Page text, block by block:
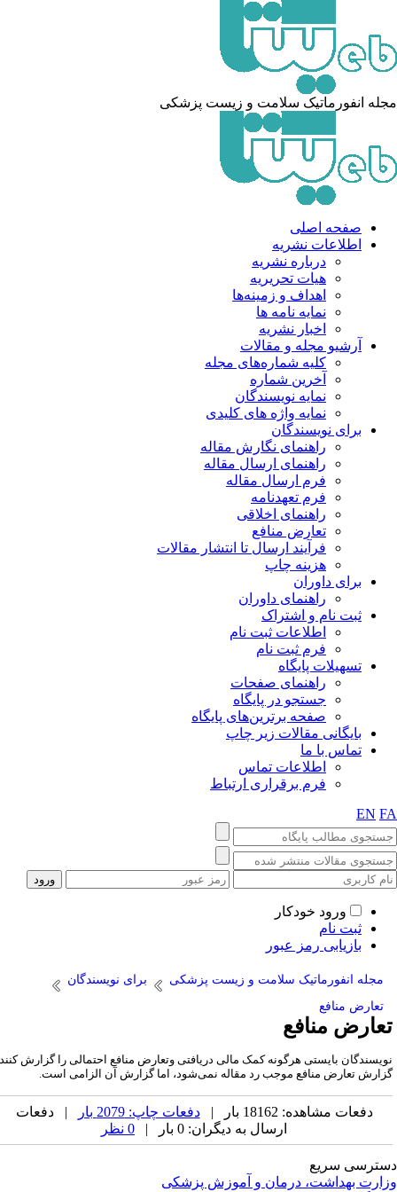
انفورماتیک سلامت و زیست پزشکی
صفحه اصلی
اطلاعات نشریه
درباره نشریه
هیات تحریریه
اهداف و زمینه‌ها
نمایه نامه ها
اخبار نشریه
آرشیو مجله و مقالات
کلیه شماره‌های مجله
آخرین شماره
نمایه نویسندگان
نمایه واژه های کلیدی
برای نویسندگان
راهنمای نگارش مقاله
راهنمای ارسال مقاله
فرم ارسال مقاله
فرم تعهدنامه
راهنمای اخلاقی
تعارض منافع
فرآیند ارسال تا انتشار مقالات
هزینه چاپ
برای داوران
راهنمای داوران
ثبت نام و اشتراک
اطلاعات ثبت نام
فرم ثبت نام
تسهیلات پایگاه
راهنمای صفحات
جستجو در پایگاه
صفحه برترین‌های پایگاه
بایگانی مقالات زیر چاپ
تماس با ما
اطلاعات تماس
فرم برقراری ارتباط
EN
ورود خودکار
ثبت نام
بازیابی رمز عبور
مجله انفورماتیک سلامت و زیست پزشکی
برای نویسندگان
تعارض منافع
منافع
بایستی هرگونه کمک مالی دریافتی وتعارض منافع احتمالی را گزارش کنند.
تعارض منافع موجب رد مقاله نمی‌شود، اما گزارش آن الزامی است.
دفعات مشاهده: 18162 بار | دفعات چاپ: 2079 بار
| دفعات
ارسال به دیگران: 0 بار |
سریع
بهداشت، درمان و آموزش پزشکی